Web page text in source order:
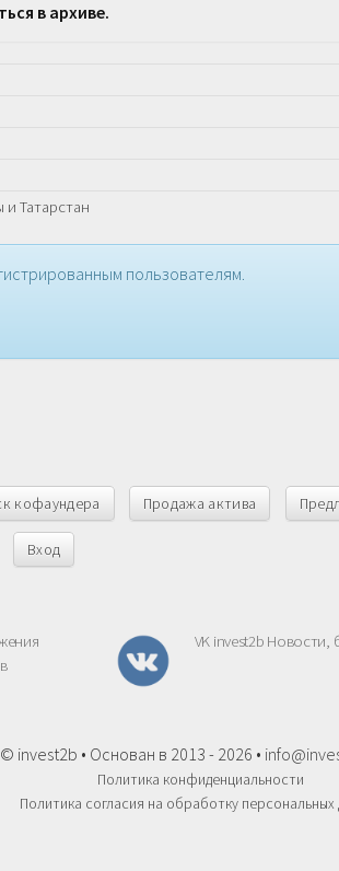
в архиве.
Татарстан
пользователям.
кофаундера Продажа актива
Вход
VK invest2b Новости,
© invest2b • Основан в 2013 - 2026 •
Политика конфиденциальности
Политика согласия на обработку персональных